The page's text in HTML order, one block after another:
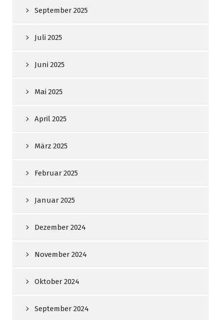
September 2025
Juli 2025
Juni 2025
Mai 2025
April 2025
März 2025
Februar 2025
Januar 2025
Dezember 2024
November 2024
Oktober 2024
September 2024